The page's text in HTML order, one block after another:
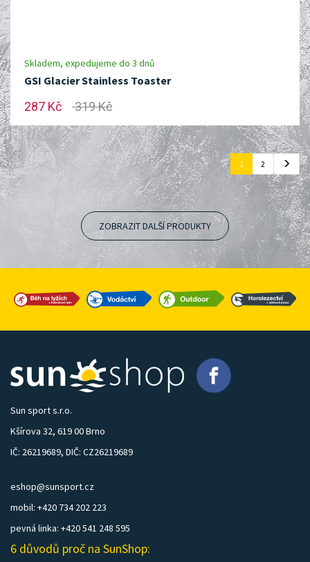
Skladem, expedujeme do 3 dnů
GSI Glacier Stainless Toaster
287 Kč 319 Kč
1 2
ZOBRAZIT DALŠÍ PRODUKTY
Sun sport s.r.o.
Kšírova 32, 619 00 Brno
IČ: 26219689, DIČ: CZ26219689
eshop@sunsport.cz
mobil: +420 734 202 223
pevná linka: +420 541 248 595
6 důvodů proč na SunShop: